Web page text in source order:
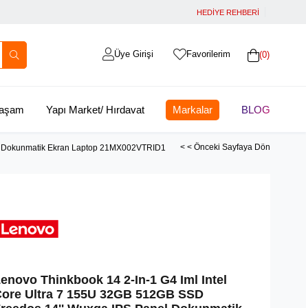
HEDİYE REHBERİ
0
Favorilerim
Üye Girişi
Yapı Market/ Hırdavat Markalar BLOG
Ekran Laptop 21MX002VTRID1 < < Önceki Sayfaya Dön
Thinkbook 14 2-In-1 G4 Iml Intel
Ultra 7 155U 32GB 512GB SSD